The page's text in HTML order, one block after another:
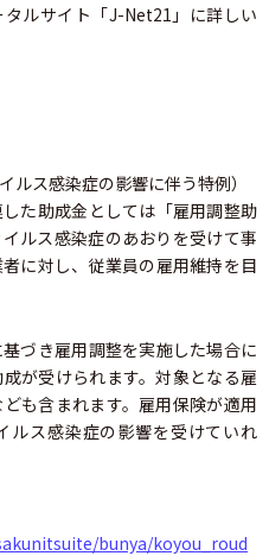
ルサイト「J-Net21」に詳しい
ス感染症の影響に伴う特例）
た助成金としては「雇用調整助
ルス感染症のあおりを受けて事
に対し、従業員の雇用維持を目
づき雇用調整を実施した場合に
が受けられます。対象となる雇
も含まれます。雇用保険が適用
ルス感染症の影響を受けていれ
bunya/koyou_roud